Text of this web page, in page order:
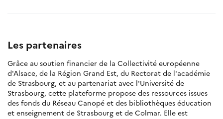
Les partenaires
Grâce au soutien financier de la Collectivité européenne
d'Alsace, de la Région Grand Est, du Rectorat de l'académie
de Strasbourg, et au partenariat avec l'Université de
Strasbourg, cette plateforme propose des ressources issues
des fonds du Réseau Canopé et des bibliothèques éducation
et enseignement de Strasbourg et de Colmar. Elle est